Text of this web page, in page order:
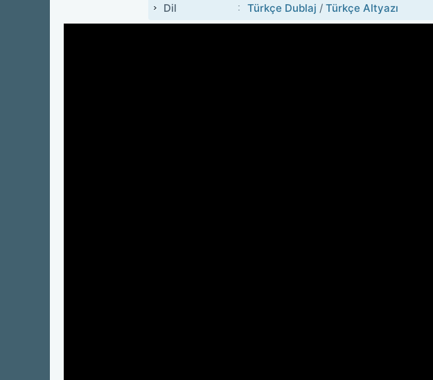
Dil
Türkçe Dublaj / Türkçe Altyazı